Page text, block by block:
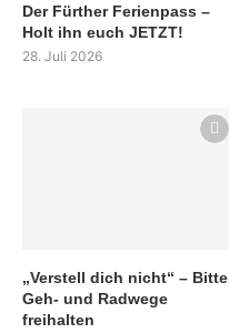
Der Fürther Ferienpass –
Holt ihn euch JETZT!
28. Juli 2026
„Verstell dich nicht“ – Bitte
Geh- und Radwege
freihalten